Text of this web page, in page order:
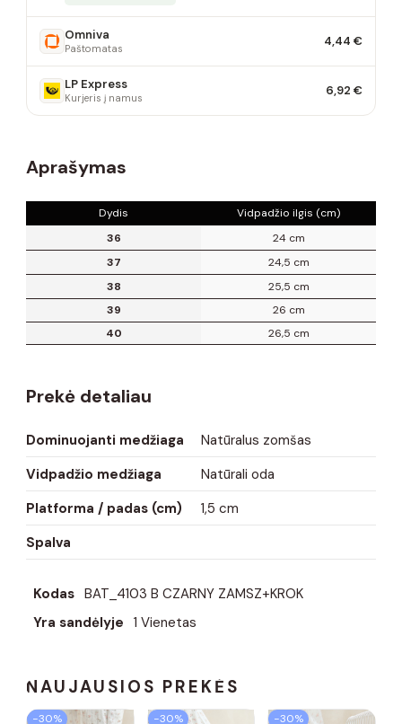
Omniva
Paštomatas 4,44 €
LP Express
Kurjeris į namus 6,92 €
Aprašymas
Dydis
Vidpadžio ilgis (cm)
36
24 cm
37
24,5 cm
38
25,5 cm
39
26 cm
40
26,5 cm
Prekė detaliau
Dominuojanti medžiaga
Natūralus zomšas
Vidpadžio medžiaga
Natūrali oda
Platforma / padas (cm)
1,5 cm
Spalva
Kodas BAT_4103 B CZARNY ZAMSZ+KROK
Yra sandėlyje 1 Vienetas
NAUJAUSIOS PREKĖS
−30% −30% −30%